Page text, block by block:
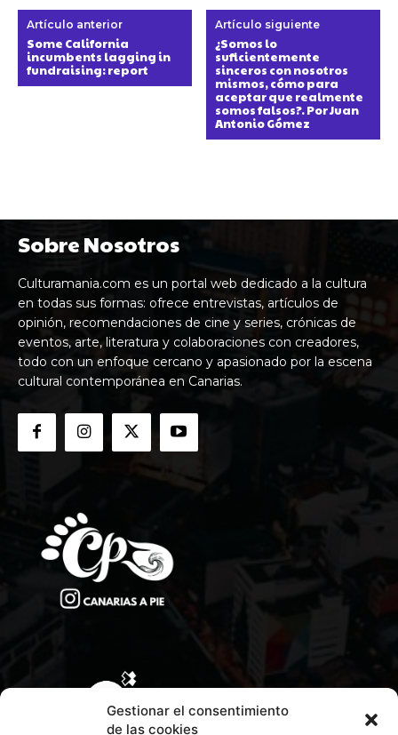
Gestionar el consentimiento
de las cookies
Artículo anterior
Some California
incumbents lagging in
fundraising: report
Artículo siguiente
¿Somos lo
suficientemente
sinceros con nosotros
mismos, cómo para
aceptar que realmente
somos falsos?. Por Juan
Antonio Gómez
Sobre Nosotros
Culturamania.com es un portal web dedicado a la cultura
en todas sus formas: ofrece entrevistas, artículos de
opinión, recomendaciones de cine y series, crónicas de
eventos, arte, literatura y colaboraciones con creadores,
todo con un enfoque cercano y apasionado por la escena
cultural contemporánea en Canarias.